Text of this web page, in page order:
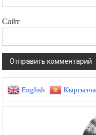
Сайт
English Кыргызча